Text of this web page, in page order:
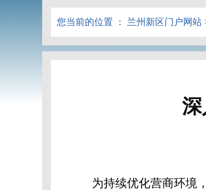
您当前的位置 ： 兰州新区门户网站
为持续优化营商环境，